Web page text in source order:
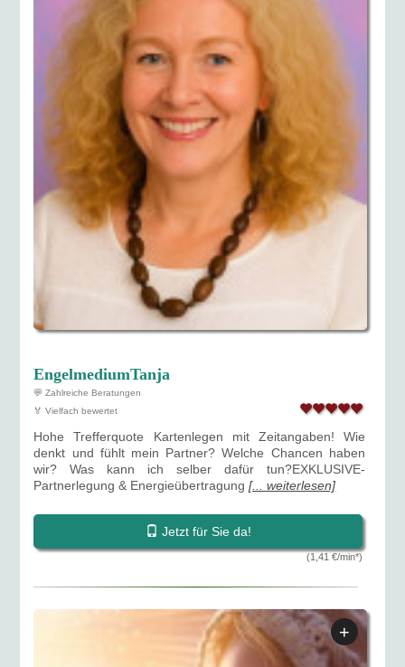
EngelmediumTanja
💬 Zahlreiche Beratungen
🏅 Vielfach bewertet
Hohe Trefferquote Kartenlegen mit Zeitangaben! Wie
denkt und fühlt mein Partner? Welche Chancen haben
wir? Was kann ich selber dafür tun?EXKLUSIVE-
Partnerlegung & Energieübertragung[... weiterlesen]
Jetzt für Sie da!
(1,41 €/min*)
+